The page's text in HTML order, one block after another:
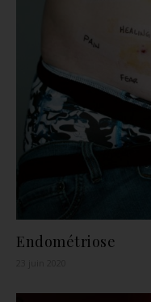
Endométriose